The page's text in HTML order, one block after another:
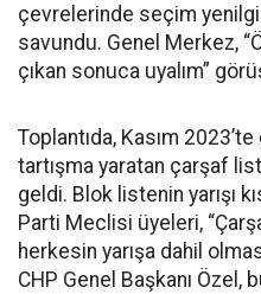
çevrelerinde seçim
savundu. Genel Merkez,
çıkan sonuca uyalım”
Toplantıda, Kasım
tartışma yaratan çarşaf
geldi. Blok listenin yarışı
Parti Meclisi üyeleri,
herkesin yarışa dahil
CHP Genel Başkanı Özel,